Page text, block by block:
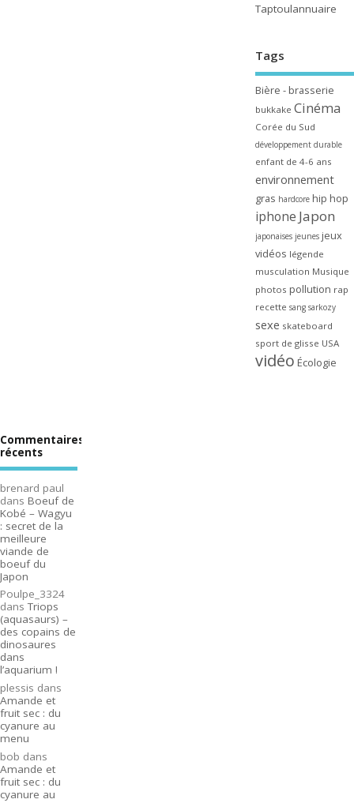
Taptoulannuaire
Tags
Bière - brasserie
bukkake Cinéma
Corée du Sud
développement durable
enfant de 4-6 ans
environnement
gras hardcore hip hop
iphone Japon
japonaises jeunes jeux
vidéos légende
musculation Musique
photos pollution rap
recette sang sarkozy
sexe skateboard
sport de glisse USA
vidéo Écologie
Commentaires
récents
brenard paul
dans Boeuf de
Kobé – Wagyu
: secret de la
meilleure
viande de
boeuf du
Japon
Poulpe_3324
dansTriops
(aquasaurs) –
des copains de
dinosaures
dans
l’aquarium !
plessis dans
Amande et
fruit sec : du
cyanure au
menu
bob dans
Amande et
fruit sec : du
cyanure au